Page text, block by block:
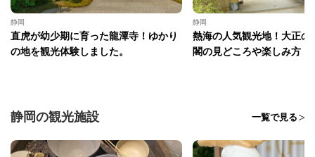
静岡
直虎が幼少期に育った龍潭寺！ゆかり
の地を観光体験しました。
静岡
熱海の人気観光地！大正の
閣の見どころや楽しみ方
静岡の観光施設 一覧で見る